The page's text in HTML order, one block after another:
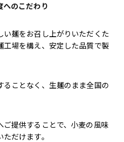
へのこだわり
い麺をお召し上がりいただくた
工場を構え、安定した品質で製
ることなく、生麺のまま全国の
提供することで、小麦の風味
だけます。